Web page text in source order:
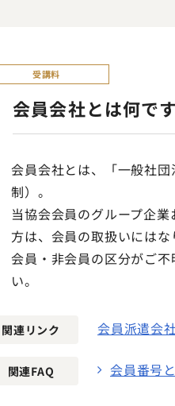
受講料
会員会社とは何で
会員会社とは、「一般社
制）。
当協会会員のグループ企
方は、会員の取扱いにはな
会員・非会員の区分がご
い。
関連リンク 会員派遣会
関連FAQ 会員番号